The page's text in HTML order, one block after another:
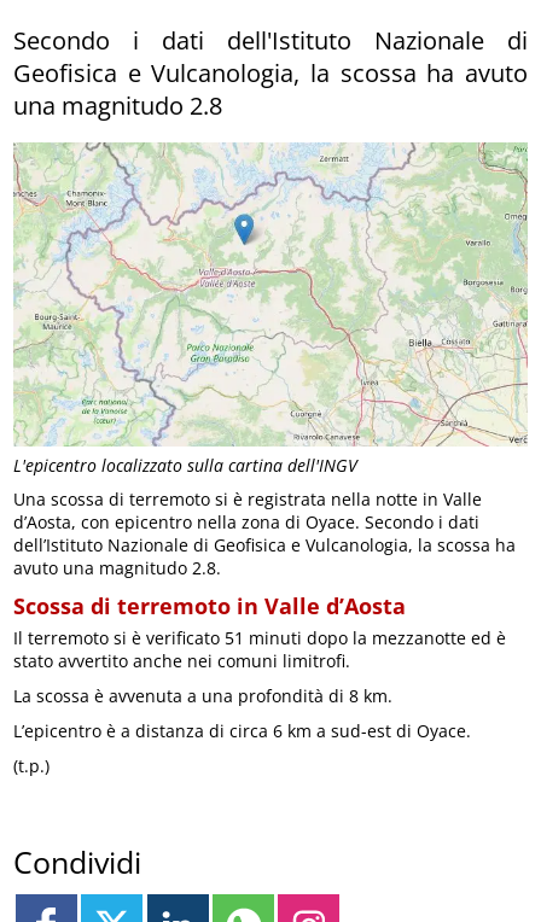
L'epicentro localizzato sulla cartina dell'INGV
Secondo i dati dell'Istituto Nazionale di
Geofisica e Vulcanologia, la scossa ha avuto
una magnitudo 2.8
Una scossa di terremoto si è registrata nella notte in Valle
d’Aosta, con epicentro nella zona di Oyace. Secondo i dati
dell’Istituto Nazionale di Geofisica e Vulcanologia, la scossa ha
avuto una magnitudo 2.8.
Scossa di terremoto in Valle d’Aosta
Il terremoto si è verificato 51 minuti dopo la mezzanotte ed è
stato avvertito anche nei comuni limitrofi.
La scossa è avvenuta a una profondità di 8 km.
L’epicentro è a distanza di circa 6 km a sud-est di Oyace.
(t.p.)
Condividi